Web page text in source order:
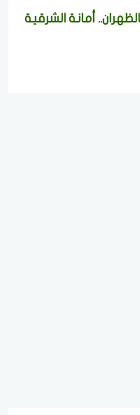
أمانة الشرقية